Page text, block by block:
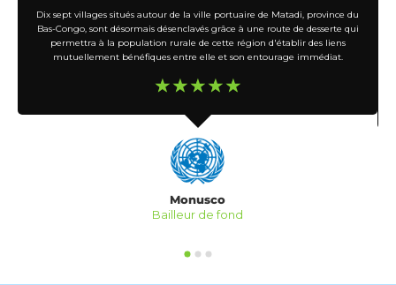
Monusco
Bailleur de fond
Dix sept villages situés autour de la ville portuaire de Matadi, province du
Bas-Congo, sont désormais désenclavés grâce à une route de desserte qui
permettra à la population rurale de cette région d'établir des liens
mutuellement bénéfiques entre elle et son entourage immédiat.
☆☆☆☆☆